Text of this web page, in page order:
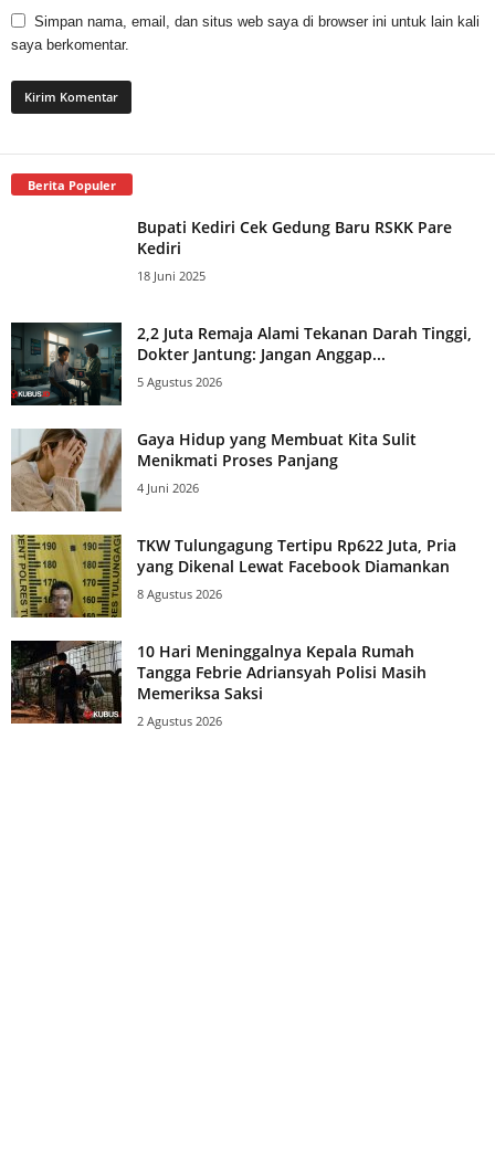
Simpan nama, email, dan situs web saya di browser ini untuk lain kali
saya berkomentar.
Berita Populer
Bupati Kediri Cek Gedung Baru RSKK Pare
Kediri
18 Juni 2025
2,2 Juta Remaja Alami Tekanan Darah Tinggi,
Dokter Jantung: Jangan Anggap...
5 Agustus 2026
Gaya Hidup yang Membuat Kita Sulit
Menikmati Proses Panjang
4 Juni 2026
TKW Tulungagung Tertipu Rp622 Juta, Pria
yang Dikenal Lewat Facebook Diamankan
8 Agustus 2026
10 Hari Meninggalnya Kepala Rumah
Tangga Febrie Adriansyah Polisi Masih
Memeriksa Saksi
2 Agustus 2026